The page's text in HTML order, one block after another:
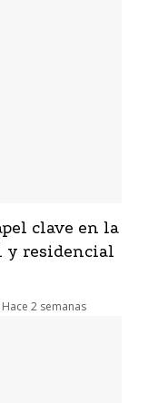
clave en la
y residencial
Hace 2 semanas